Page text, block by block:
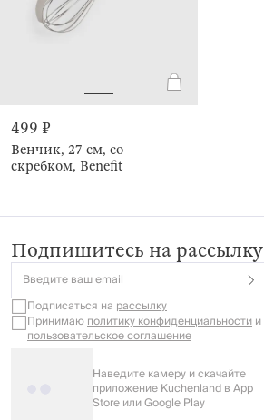
499 ₽
Венчик, 27 см, со
скребком, Benefit
Подпишитесь на рассылку
Введите ваш email
Подписаться на рассылку
Принимаюполитику конфиденциальностии
пользовательское соглашение
Наведите камеру и скачайте
приложение Kuchenland в App
Store или Google Play